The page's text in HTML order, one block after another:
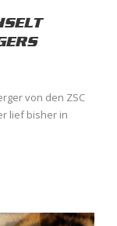
von den ZSC
lief bisher in